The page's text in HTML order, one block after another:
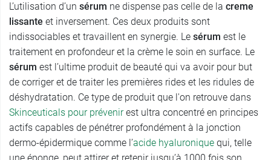
L’utilisation d’un sérum ne dispense pas celle de la creme
lissante et inversement. Ces deux produits sont
indissociables et travaillent en synergie. Le sérum est le
traitement en profondeur et la crème le soin en surface. Le
sérum est l’ultime produit de beauté qui va avoir pour but
de corriger et de traiter les premières rides et les ridules de
déshydratation. Ce type de produit que l'on retrouve dans
Skinceuticals pour prévenirest ultra concentré en principes
actifs capables de pénétrer profondément à la jonction
dermo-épidermique comme l’acide hyaluronique qui, telle